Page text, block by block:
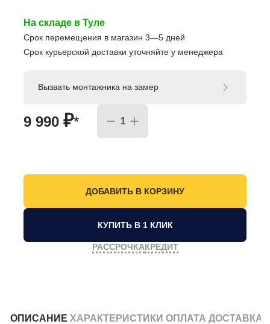
На складе в Туле
Срок перемещения в магазин 3—5 дней
Срок курьерской доставки уточняйте у менеджера
9 990 ₽*
Вызвать монтажника на замер
КУПИТЬ В 1 КЛИК
РАССРОЧКАКРЕДИТ
ОПИСАНИЕ ХАРАКТЕРИСТИКИ ОПЛАТА ДОСТАВКА